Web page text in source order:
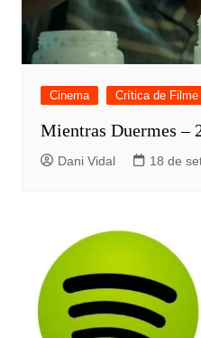
Cinema Crítica de Filme
Mientras Duermes –
Dani Vidal 18 de